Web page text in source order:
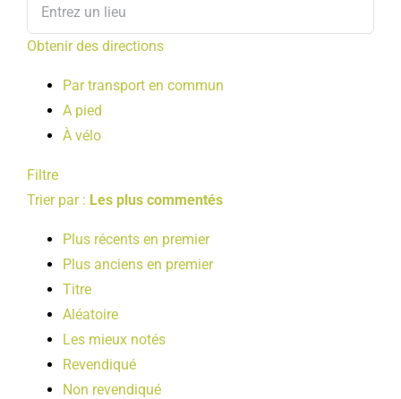
Obtenir des directions
Par transport en commun
A pied
À vélo
Filtre
Trier par : Les plus commentés
Plus récents en premier
Plus anciens en premier
Titre
Aléatoire
Les mieux notés
Revendiqué
Non revendiqué